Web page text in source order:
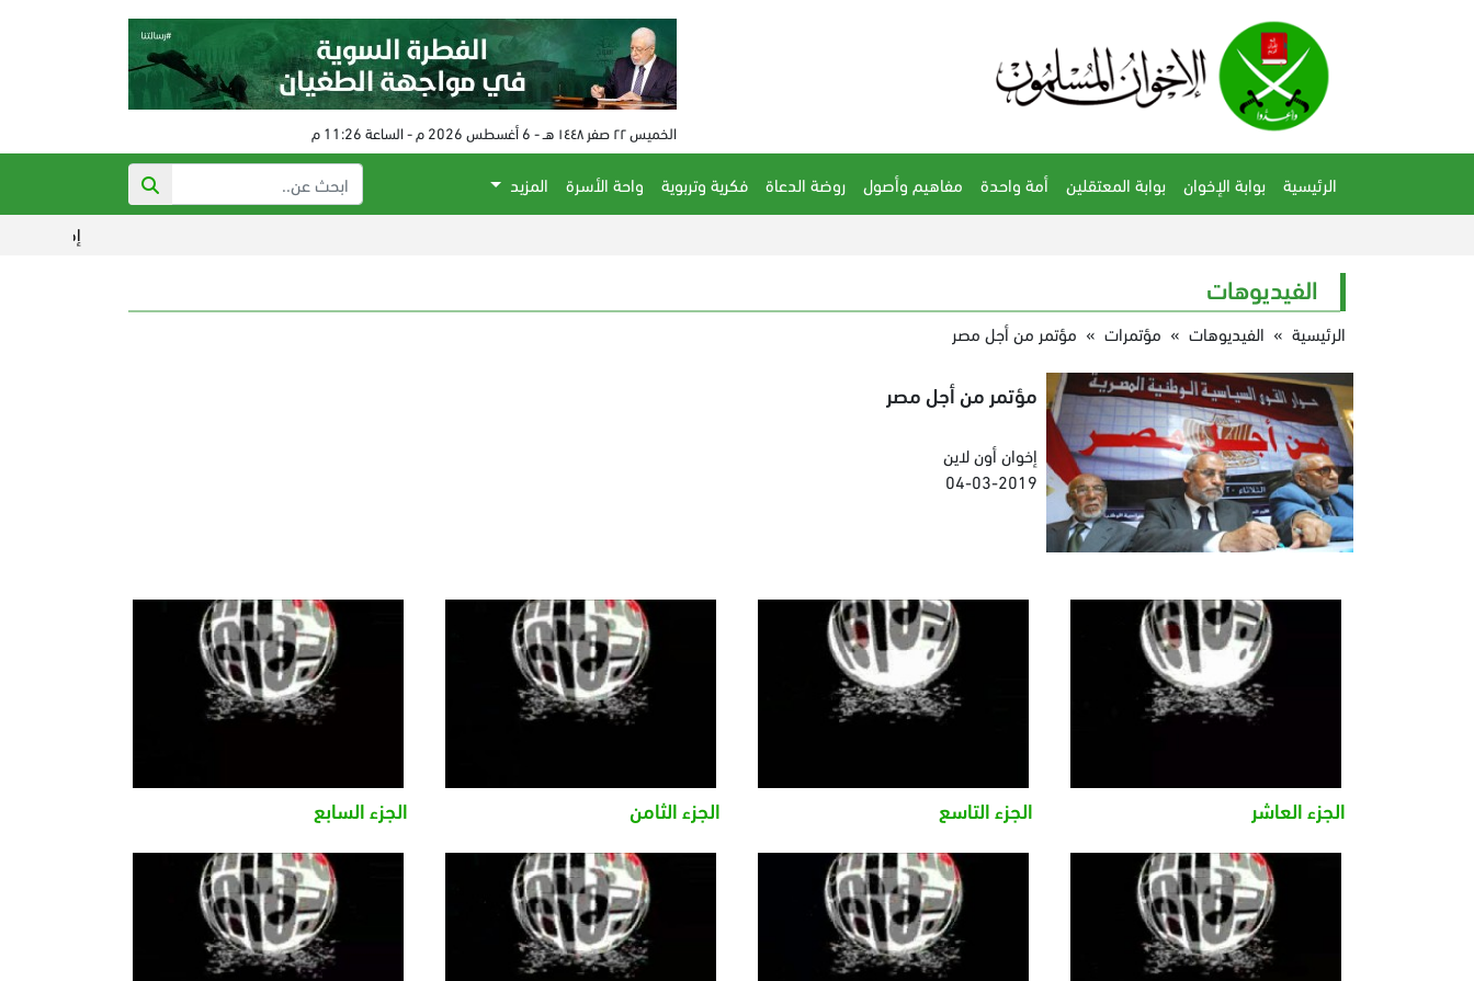
الخميس ٢٢ صفر ١٤٤٨ هـ - 6 أغسطس 2026 م - الساعة 11:26 م
الرئيسية بوابة الإخوان بوابة المعتقلين أمة واحدة مفاهيم وأصول روضة الدعاة فكرية وتربوية واحة الأسرة
المزيد
إصابات بتجدد
الفيديوهات
الرئيسية » الفيديوهات » مؤتمرات » مؤتمر من أجل مصر
مؤتمر من أجل مصر
إخوان أون لاين
04-03-2019
الجزء العاشر الجزء التاسع الجزء الثامن الجزء السابع